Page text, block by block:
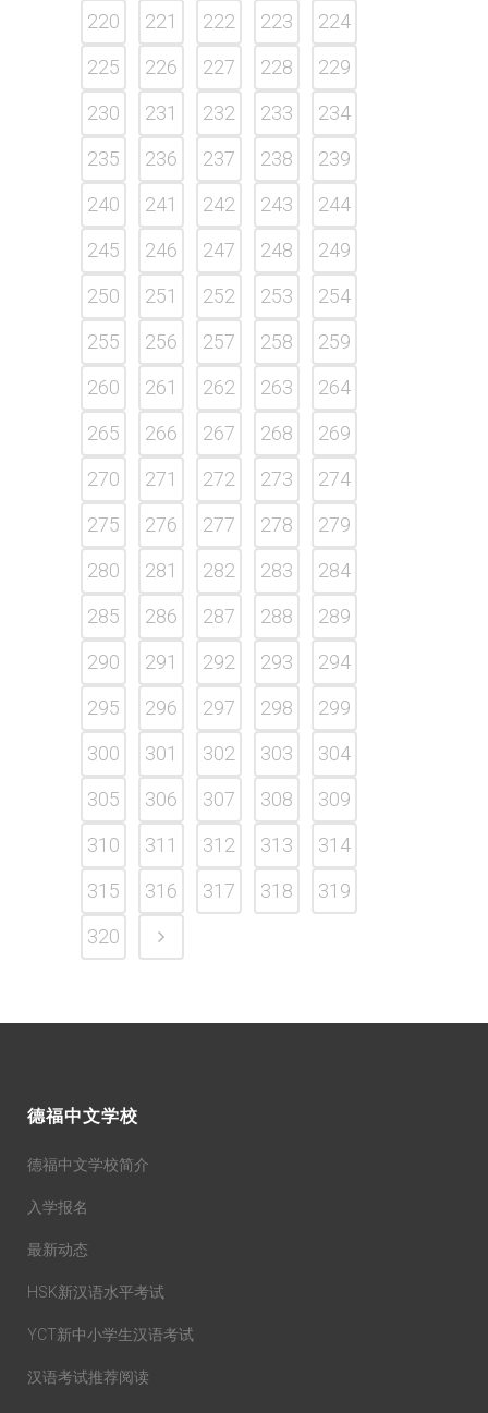
220
221 222 223
224
225
226 227 228
229
230
231 232 233
234
235
236 237 238
239
240
241 242 243
244
245
246 247 248
249
250
251 252 253
254
255
256 257 258
259
260
261 262 263
264
265
266 267 268
269
270
271 272 273
274
275
276 277 278
279
280
281 282 283
284
285
286 287 288
289
290
291 292 293
294
295
296 297 298
299
300
301 302 303
304
305
306 307 308
309
310
311 312 313
314
315
316 317 318
319
320
德福中文学校
德福中文学校简介
入学报名
最新动态
HSK新汉语水平考试
YCT新中小学生汉语考试
汉语考试推荐阅读